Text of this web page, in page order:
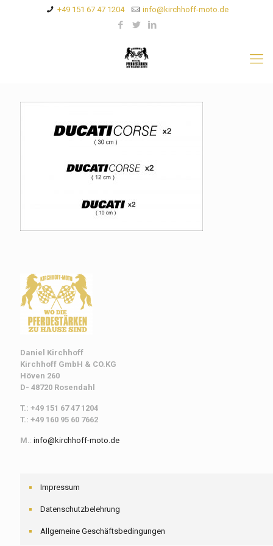
+49 151 67 47 1204 info@kirchhoff-moto.de
Daniel Kirchhoff
Kirchhoff GmbH & CO.KG
Höven 260
D- 48720 Rosendahl
T.: +49 151 67 47 1204
T.: +49 160 95 60 7662
M.: info@kirchhoff-moto.de
Impressum
Datenschutzbelehrung
Allgemeine Geschäftsbedingungen